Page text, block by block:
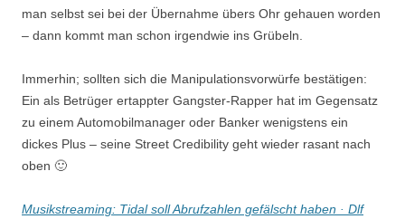
man selbst sei bei der Übernahme übers Ohr gehauen worden
– dann kommt man schon irgendwie ins Grübeln.
Immerhin; sollten sich die Manipulationsvorwürfe bestätigen:
Ein als Betrüger ertappter Gangster-Rapper hat im Gegensatz
zu einem Automobilmanager oder Banker wenigstens ein
dickes Plus – seine Street Credibility geht wieder rasant nach
oben 🙂
Musikstreaming: Tidal soll Abrufzahlen gefälscht haben · Dlf